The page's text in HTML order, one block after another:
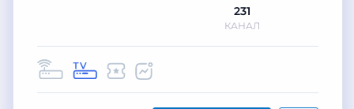
231
КАНАЛ